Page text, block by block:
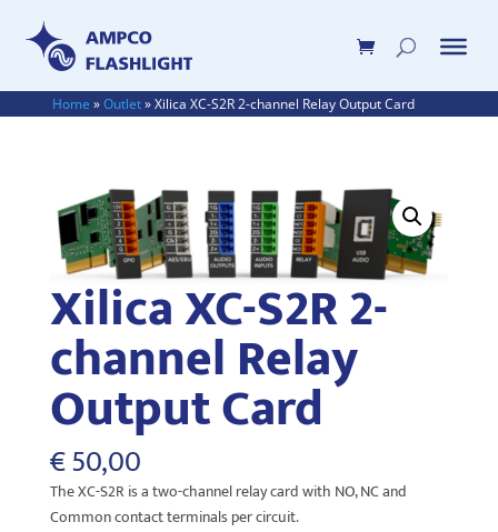
Home »Outlet»Xilica XC-S2R 2-channel Relay Output Card
Xilica XC-S2R 2-
channel Relay
Output Card
€50,00
The XC-S2R is a two-channel relay card with NO, NC and
Common contact terminals per circuit.